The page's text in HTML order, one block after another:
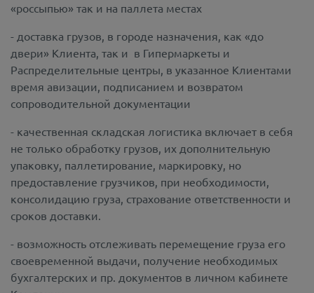
«россыпью» так и на паллета местах
- доставка грузов, в городе назначения, как «до
двери» Клиента, так и в Гипермаркеты и
Распределительные центры, в указанное Клиентами
время авизации, подписанием и возвратом
сопроводительной документации
- качественная складская логистика включает в себя
не только обработку грузов, их дополнительную
упаковку, паллетирование, маркировку, но
предоставление грузчиков, при необходимости,
консолидацию груза, страхование ответственности и
сроков доставки.
- возможность отслеживать перемещение груза его
своевременной выдачи, получение необходимых
бухгалтерских и пр. документов в личном кабинете